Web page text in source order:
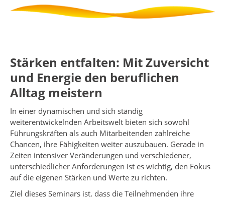
Stärken entfalten: Mit Zuversicht
und Energie den beruflichen
Alltag meistern
In einer dynamischen und sich ständig
weiterentwickelnden Arbeitswelt bieten sich sowohl
Führungskräften als auch Mitarbeitenden zahlreiche
Chancen, ihre Fähigkeiten weiter auszubauen. Gerade in
Zeiten intensiver Veränderungen und verschiedener,
unterschiedlicher Anforderungen ist es wichtig, den Fokus
auf die eigenen Stärken und Werte zu richten.
Ziel dieses Seminars ist, dass die Teilnehmenden ihre